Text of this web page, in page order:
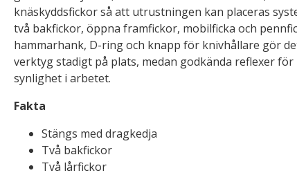
knäskyddsfickor så att utrustningen kan placeras
två bakfickor, öppna framfickor, mobilficka och
hammarhank, D-ring och knapp för knivhållare gör
verktyg stadigt på plats, medan godkända reflexer
synlighet i arbetet.
Fakta
Stängs med dragkedja
Två bakfickor
Två lårfickor